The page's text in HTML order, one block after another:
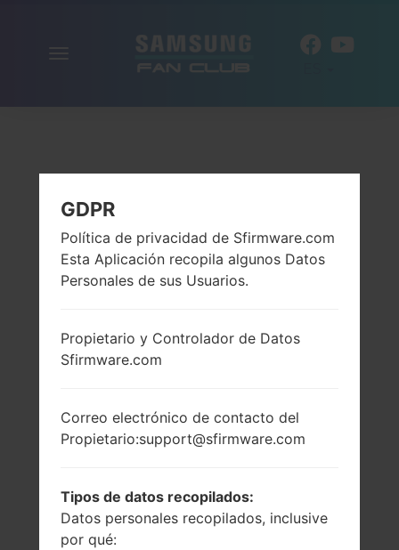
GDPR
Política de privacidad de Sfirmware.com
Esta Aplicación recopila algunos Datos
Personales de sus Usuarios.
Propietario y Controlador de Datos
Sfirmware.com
Correo electrónico de contacto del
Propietario:support@sfirmware.com
Tipos de datos recopilados:
Datos personales recopilados, inclusive
por qué: